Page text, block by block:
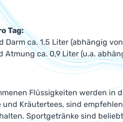
Tag:
Darm ca. 1,5 Liter (abhängig
Atmung ca. 0,9 Liter (u.a.
Flüssigkeiten werden in
und Kräutertees, sind
Sportgetränke sind